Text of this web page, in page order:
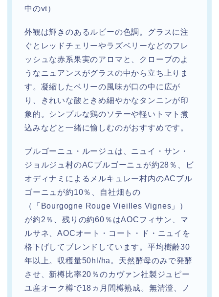
中のvt）
外観は輝きのあるルビーの色調。グラスに注
ぐとレッドチェリーやラズベリーなどのフレ
ッシュな赤系果実のアロマと、クローブのよ
うなニュアンスがグラスの中から立ち上りま
す。凝縮したベリーの風味が口の中に広が
り、きれいな酸ときめ細やかなタンニンが印
象的。シンプルな鶏のソテーや軽いトマト煮
込みなどと一緒に愉しむのがおすすめです。
ブルゴーニュ・ルージュは、ニュイ・サン・
ジョルジュ村のACブルゴーニュが約28％、ビ
オディナミによるメルキュレー村内のACブル
ゴーニュが約10％、自社畑もの
（「Bourgogne Rouge Vieilles Vignes」）
が約2％、残りの約60％はAOCフィサン、マ
ルサネ、AOCオート・コート・ド・ニュイを
格下げしてブレンドしています。平均樹齢30
年以上。収穫量50hl/ha。天然酵母のみで発酵
させ、新樽比率20％のカヴァン社製ジュピー
ユ産オーク樽で18ヵ月間樽熟成。無清澄、ノ